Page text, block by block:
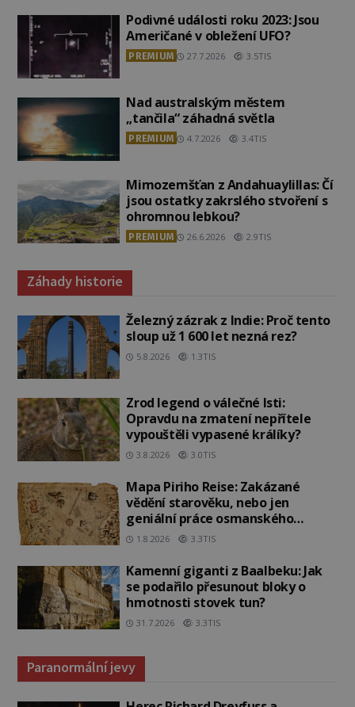
Podivné události roku 2023: Jsou
Američané v obležení UFO?
PREMIUM 27.7.2026 3.5TIS
Nad australským městem
„tančila“ záhadná světla
PREMIUM 4.7.2026 3.4TIS
Mimozemšťan z Andahuaylillas: Čí
jsou ostatky zakrslého stvoření s
ohromnou lebkou?
PREMIUM 26.6.2026 2.9TIS
Záhady historie
Železný zázrak z Indie: Proč tento
sloup už 1 600 let nezná rez?
5.8.2026 1.3TIS
Zrod legend o válečné lsti:
Opravdu na zmatení nepřítele
vypouštěli vypasené králíky?
3.8.2026 3.0TIS
Mapa Piriho Reise: Zakázané
vědění starověku, nebo jen
geniální práce osmanského
admirála?
1.8.2026 3.3TIS
Kamenní giganti z Baalbeku: Jak
se podařilo přesunout bloky o
hmotnosti stovek tun?
31.7.2026 3.3TIS
Paranormální jevy